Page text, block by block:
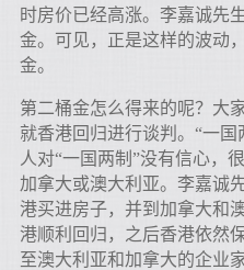
时房价已经高涨。李嘉诚先
金。可见，正是这样的波动
金。
第二桶金怎么得来的呢？大
就香港回归进行谈判。“一
人对“一国两制”没有信心，
加拿大或澳大利亚。李嘉诚
港买进房子，并到加拿大和
港顺利回归，之后香港依然
至澳大利亚和加拿大的企业